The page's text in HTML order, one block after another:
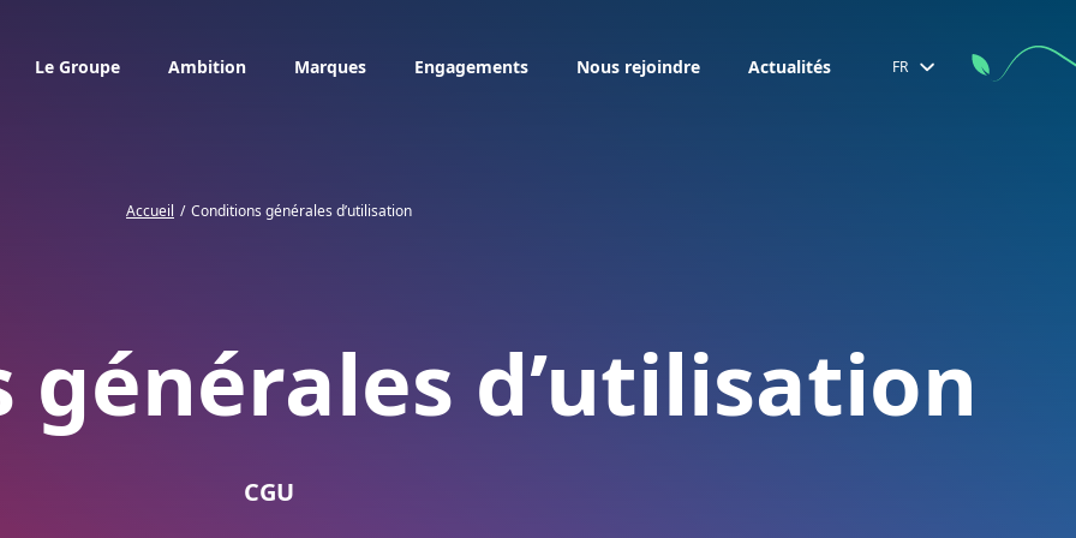
Le Groupe Ambition Marques Engagements Nous rejoindre Actualités FR
Accueil Conditions générales d’utilisation
générales d’utilisation
CGU